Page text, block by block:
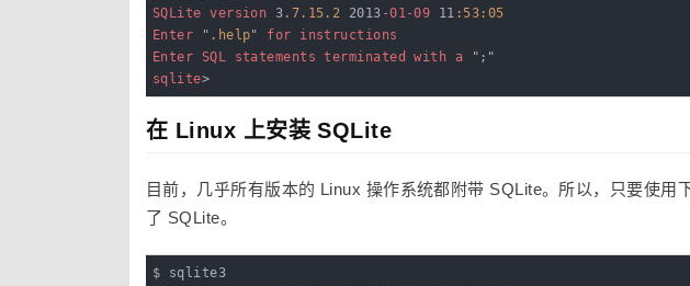
SQLite version 3.7.15.2 2013 -01-09 11 :53:05
Enter " .help" for
instructions
Enter SQL statements terminated with a
sqlite>
在 Linux 上安装 SQLite
目前，几乎所有版本的 Linux 操作系统都附带 SQLite。所以，只要使用
了 SQLite。
$ sqlite3